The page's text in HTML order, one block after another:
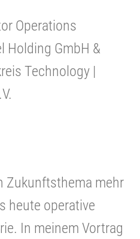
Operations
Holding GmbH &
Technology |
Zukunftsthema mehr
heute operative
In meinem Vortrag